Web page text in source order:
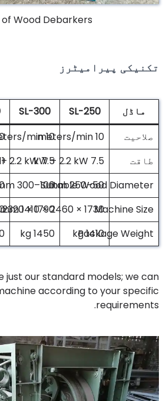
of Wood Debarkers
تکنیکی پیرامیٹرز
ماڈل SL-250
SL-300
صلاحیت
10 meters/min
10 meters/min
min
طاقت
7.5 kW + 2.2 kW
7.5 kW + 2.2 kW
2.2 kW
Suitable Wood Diameter
50–250 mm
100–300 mm
Machine Size
1730 × 2460 × 1410 mm
1790 × 2320 × 1250 mm
Package Weight
1410 kg
1450 kg
just our standard models; we can
according to your specific
requirements.